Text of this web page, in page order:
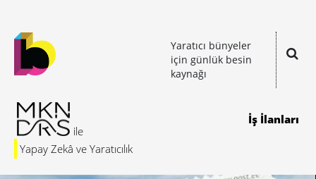
Yaratıcı bünyeler
için günlük besin
kaynağı
Yapay Zekâ ve Yaratıcılık
İş İlanları